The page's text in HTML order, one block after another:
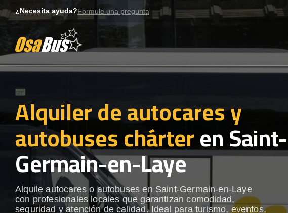
to
¿Necesita ayuda?Formule una pregunta
Alquiler de autocares y
autobuses chárteren Saint-
Germain-en-Laye
Alquile autocares o autobuses en Saint-Germain-en-Laye
con profesionales locales que garantizan comodidad,
seguridad y atención de calidad. Ideal para turismo, eventos,